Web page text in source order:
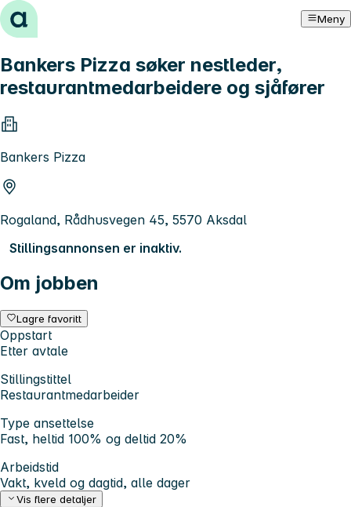
Hopp til innhold Meny
Bankers Pizza søker nestleder,
restaurantmedarbeidere og sjåfører
Bankers Pizza
Rogaland, Rådhusvegen 45, 5570 Aksdal
Stillingsannonsen er inaktiv.
Om jobben
Lagre favoritt
Oppstart
Etter avtale
Stillingstittel
Restaurantmedarbeider
Type ansettelse
Fast, heltid 100% og deltid 20%
Arbeidstid
Vakt, kveld og dagtid, alle dager
Vis flere detaljer